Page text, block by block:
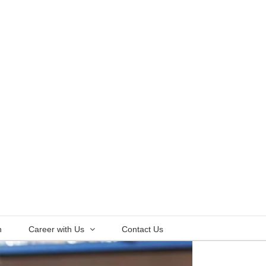
Career with Us Contact Us